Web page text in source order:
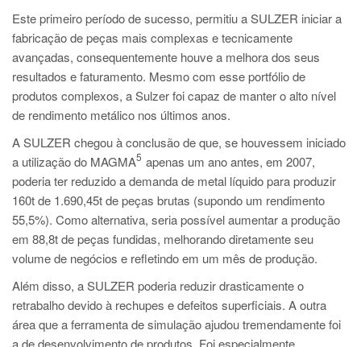
Este primeiro período de sucesso, permitiu a SULZER iniciar a
fabricação de peças mais complexas e tecnicamente
avançadas, consequentemente houve a melhora dos seus
resultados e faturamento. Mesmo com esse portfólio de
produtos complexos, a Sulzer foi capaz de manter o alto nível
de rendimento metálico nos últimos anos.
A SULZER chegou à conclusão de que, se houvessem iniciado
a utilização do MAGMA
5 apenas um ano antes, em 2007,
poderia ter reduzido a demanda de metal líquido para produzir
160t de 1.690,45t de peças brutas (supondo um rendimento
55,5%). Como alternativa, seria possível aumentar a produção
em 88,8t de peças fundidas, melhorando diretamente seu
volume de negócios e refletindo em um mês de produção.
Além disso, a SULZER poderia reduzir drasticamente o
retrabalho devido à rechupes e defeitos superficiais. A outra
área que a ferramenta de simulação ajudou tremendamente foi
a de desenvolvimento de produtos. Foi especialmente